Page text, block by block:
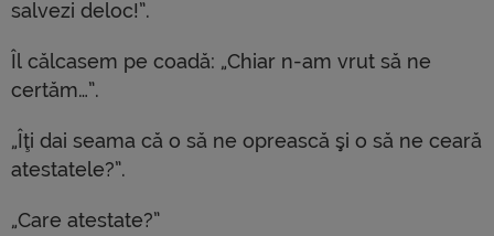
salvezi deloc!”.
Îl călcasem pe coadă: „Chiar n-am vrut să ne
certăm…”.
„Îţi dai seama că o să ne oprească şi o să ne ceară
atestatele?”.
„Care atestate?”